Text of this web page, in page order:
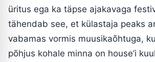
üritus ega ka täpse ajakavaga
tähendab see, et külastaja peaks
vabamas vormis muusikaõhtuga,
põhjus kohale minna on house’i